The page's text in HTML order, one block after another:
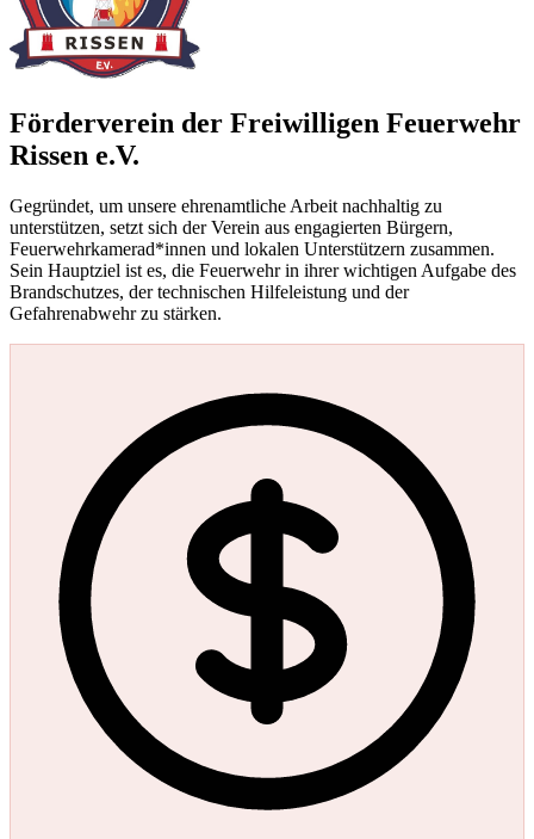
Förderverein der Freiwilligen Feuerwehr
Rissen e.V.
Gegründet, um unsere ehrenamtliche Arbeit nachhaltig zu
unterstützen, setzt sich der Verein aus engagierten Bürgern,
Feuerwehrkamerad*innen und lokalen Unterstützern zusammen.
Sein Hauptziel ist es, die Feuerwehr in ihrer wichtigen Aufgabe des
Brandschutzes, der technischen Hilfeleistung und der
Gefahrenabwehr zu stärken.